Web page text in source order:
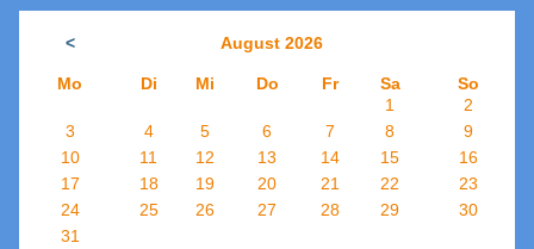
< August 2026
Mo Di Mi Do Fr Sa
So
1
2
3
4 5 6 7 8
9
10
11 12 13 14 15
16
17
18 19 20 21 22
23
24
25 26 27 28 29
30
31